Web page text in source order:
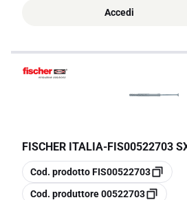
Accedi
FISCHER ITALIA-FIS00522703
copia
Cod. prodottoFIS00522703
copia
Cod. produttore00522703